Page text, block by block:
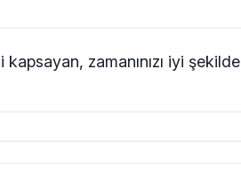
zamanınızı iyi şekilde